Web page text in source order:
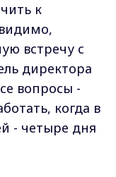
к
встречу с
директора
вопросы -
когда в
- четыре дня